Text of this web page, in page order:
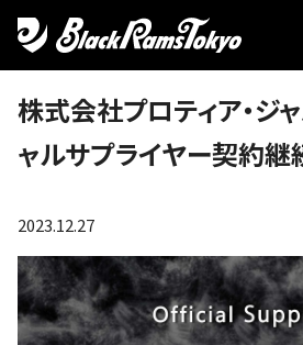
HOME
チーム
メンバー
試合日程・結果
株式会社プロティア・ジ
ャルサプライヤー契約
2023.12.27